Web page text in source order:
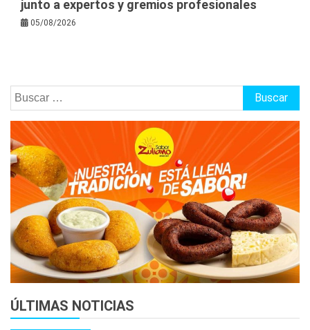
junto a expertos y gremios profesionales
05/08/2026
Buscar:
ÚLTIMAS NOTICIAS